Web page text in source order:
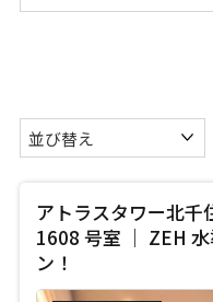
アトラスタワー北千
1608 号室 ｜ ZEH
ン！